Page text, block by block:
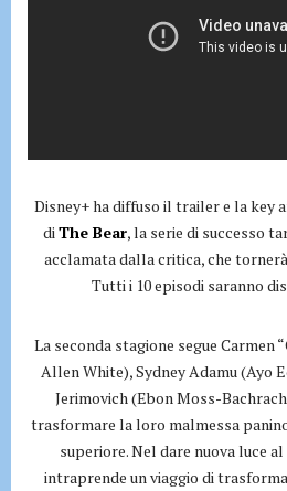
Disney+ ha diffuso il trailer e la key
diThe Bear, la serie di successo
acclamata dalla critica, che
Tutti i 10 episodi saranno
La seconda stagione segue Carmen
Allen White), Sydney Adamu (Ayo
Jerimovich (Ebon Moss-
trasformare la loro malmessa
superiore. Nel dare nuova luce
intraprende un viaggio di